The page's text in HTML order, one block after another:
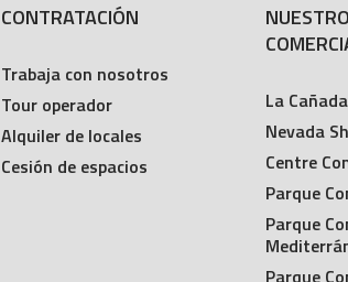
CONTRATACIÓN
Trabaja con nosotros
Tour operador
Alquiler de locales
Cesión de espacios
La
Nevada
Centre
Parque
Parque
Parque